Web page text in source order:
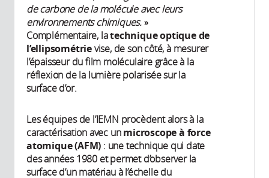
de carbone de la molécule avec leurs
environnements chimiques.»
Complémentaire, latechnique optique de
l’ellipsométrievise, de son côté, à mesurer
l’épaisseur du film moléculaire grâce à la
réflexion de la lumière polarisée sur la
surface d’or.
Les équipes de l’IEMN procèdent alors à la
caractérisation avec unmicroscope à force
atomique (AFM) : une technique qui date
des années 1980 et permet d’observer la
surface d’un matériau à l’échelle du